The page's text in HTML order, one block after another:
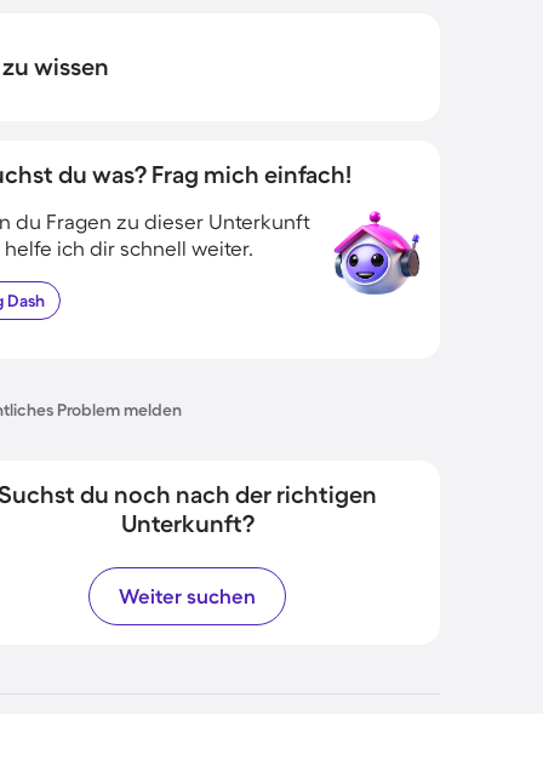
wissen
du was? Frag mich einfach!
du Fragen zu dieser Unterkunft
helfe ich dir schnell weiter.
Dash
Problem melden
du noch nach der richtigen
Unterkunft?
Weiter suchen